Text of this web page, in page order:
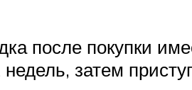
после покупки
затем